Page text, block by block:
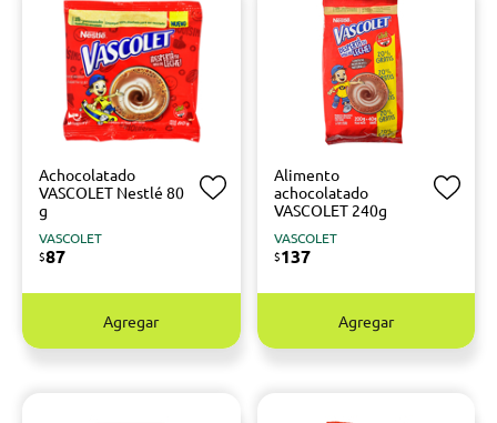
Achocolatado
VASCOLET Nestlé 80
g
VASCOLET
$87
Agregar
Alimento
achocolatado
VASCOLET 240g
VASCOLET
$137
Agregar